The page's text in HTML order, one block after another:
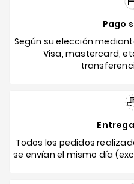
Pago
Según su elección
Visa, mastercard,
Todos los pedidos
se envían el mismo día